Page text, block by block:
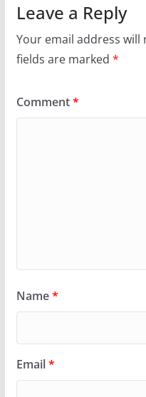
Leave a Reply
Your email address will
fields are marked *
Comment*
Name*
Email*